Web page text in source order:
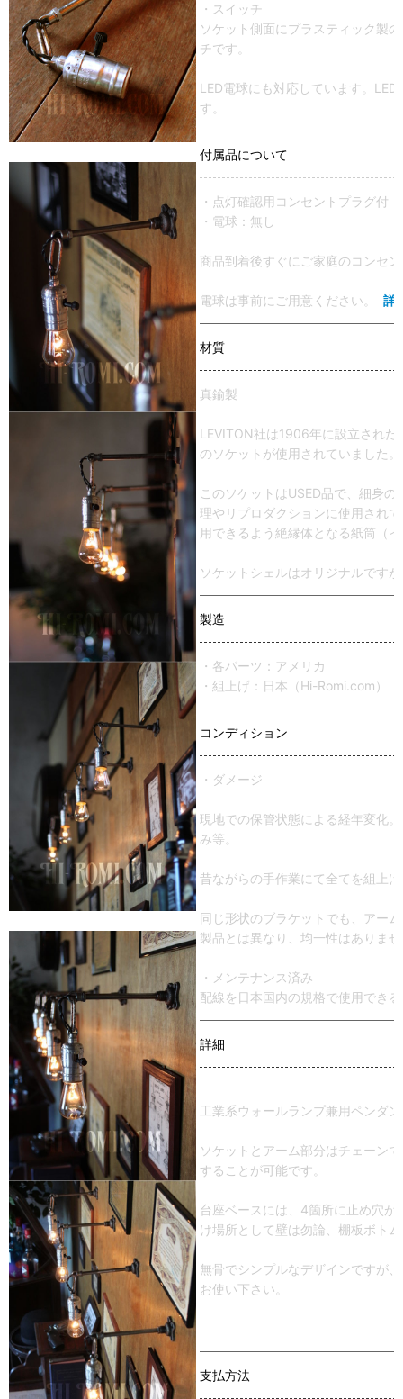
・スイッチ
ソケット側面にプラスティック製
チです。
LED電球にも対応しています。
す。
付属品について
・点灯確認用コンセントプラグ付
・電球：無し
商品到着後すぐにご家庭のコンセ
電球は事前にご用意ください。 詳
材質
真鍮製
LEVITON社は1906年に設立され
のソケットが使用されていました。
このソケットはUSED品で、細身
理やリプロダクションに使用され
用できるよう絶縁体となる紙筒（
ソケットシェルはオリジナルです
製造
・各パーツ：アメリカ
・組上げ：日本（Hi-Romi.com）
コンディション
・ダメージ
現地での保管状態による経年変化
み等。
昔ながらの手作業にて全てを組上
同じ形状のブラケットでも、アー
製品とは異なり、均一性はありま
・メンテナンス済み
配線を日本国内の規格で使用でき
詳細
工業系ウォールランプ兼用ペンダ
ソケットとアーム部分はチェーン
することが可能です。
台座ベースには、4箇所に止め穴
け場所として壁は勿論、棚板ボト
無骨でシンプルなデザインですが
お使い下さい。
支払方法